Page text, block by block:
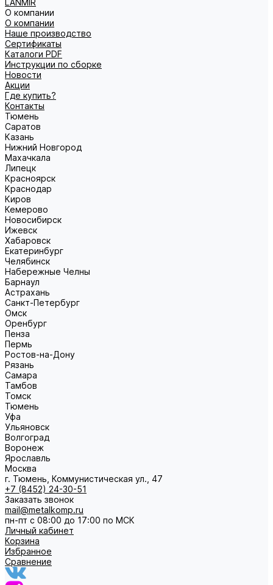
LANMIR
О компании
О компании
Наше производство
Сертификаты
Каталоги PDF
Инструкции по сборке
Новости
Акции
Где купить?
Контакты
Тюмень
Саратов
Казань
Нижний Новгород
Махачкала
Липецк
Красноярск
Краснодар
Киров
Кемерово
Новосибирск
Ижевск
Хабаровск
Екатеринбург
Челябинск
Набережные Челны
Барнаул
Астрахань
Санкт-Петербург
Омск
Оренбург
Пенза
Пермь
Ростов-на-Дону
Рязань
Самара
Тамбов
Томск
Тюмень
Уфа
Ульяновск
Волгоград
Воронеж
Ярославль
Москва
г. Тюмень, Коммунистическая ул., 47
+7 (8452) 24-30-51
Заказать звонок
mail@metalkomp.ru
пн-пт с 08:00 до 17:00 по МСК
Личный кабинет
Корзина
Избранное
Сравнение